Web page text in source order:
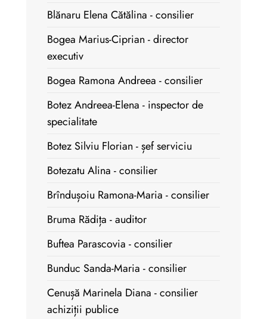
Blănaru Elena Cătălina - consilier
Bogea Marius-Ciprian - director
executiv
Bogea Ramona Andreea - consilier
Botez Andreea-Elena - inspector de
specialitate
Botez Silviu Florian - șef serviciu
Botezatu Alina - consilier
Brîndușoiu Ramona-Maria - consilier
Bruma Rădița - auditor
Buftea Parascovia - consilier
Bunduc Sanda-Maria - consilier
Cenușă Marinela Diana - consilier
achiziții publice